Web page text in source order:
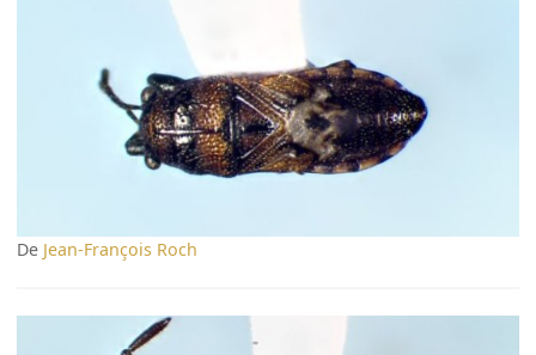
De Jean-François Roch